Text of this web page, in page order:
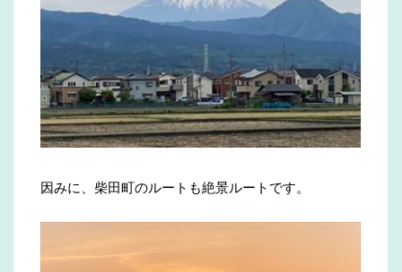
因みに、柴田町のルートも絶景ルートです。